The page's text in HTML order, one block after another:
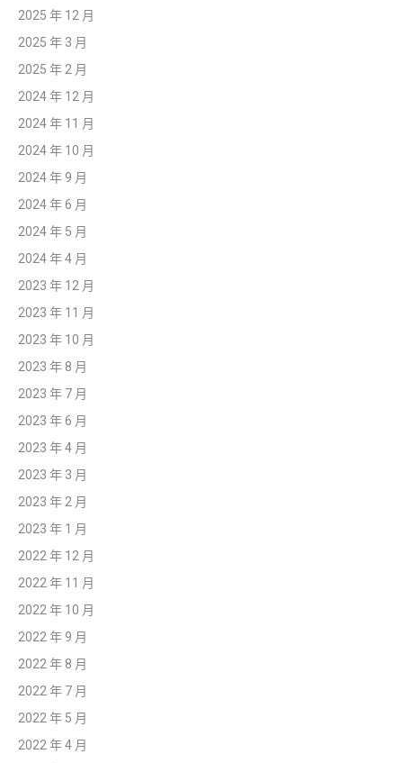
2025 年 12 月
2025 年 3 月
2025 年 2 月
2024 年 12 月
2024 年 11 月
2024 年 10 月
2024 年 9 月
2024 年 6 月
2024 年 5 月
2024 年 4 月
2023 年 12 月
2023 年 11 月
2023 年 10 月
2023 年 8 月
2023 年 7 月
2023 年 6 月
2023 年 4 月
2023 年 3 月
2023 年 2 月
2023 年 1 月
2022 年 12 月
2022 年 11 月
2022 年 10 月
2022 年 9 月
2022 年 8 月
2022 年 7 月
2022 年 5 月
2022 年 4 月